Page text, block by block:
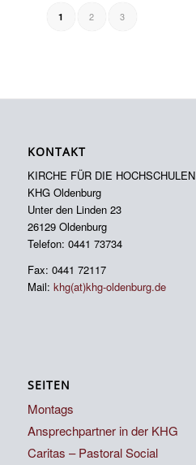
1 2 3
KONTAKT
KIRCHE FÜR DIE HOCHSCHULEN
KHG Oldenburg
Unter den Linden 23
26129 Oldenburg
Telefon: 0441 73734
Fax: 0441 72117
Mail: khg(at)khg-oldenburg.de
SEITEN
Montags
Ansprechpartner in der KHG
Caritas – Pastoral Social